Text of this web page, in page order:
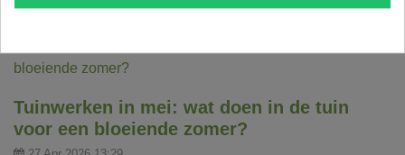
Tuinwerken in mei: wat doen in de tuin
voor een bloeiende zomer?